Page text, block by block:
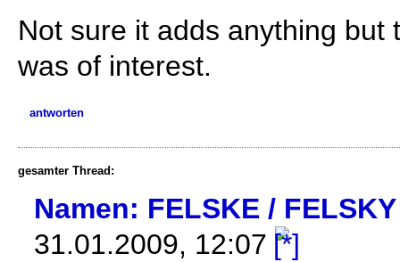
Not sure it adds anything but
was of interest.
antworten
gesamter Thread:
Namen: FELSKE / FELSKY
31.01.2009, 12:07